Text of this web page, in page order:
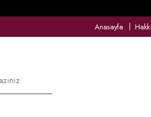
Anasayfa